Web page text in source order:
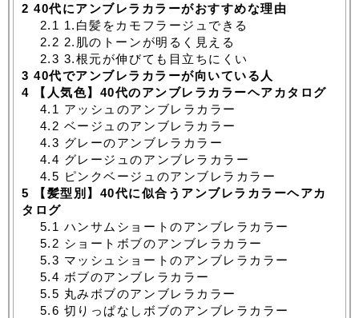
2 40代にアンブレラカラーがおすすめな理由
2.1 1.白髪をカモフラージュできる
2.2 2.肌のトーンが明るく見える
2.3 3.根元が伸びても目立ちにくい
3 40代でアンブレラカラーが向いている人
4 【人気色】40代のアンブレラカラーヘアカタログ
4.1 アッシュのアンブレラカラー
4.2 ベージュのアンブレラカラー
4.3 グレーのアンブレラカラー
4.4 グレージュのアンブレラカラー
4.5 ピンクベージュのアンブレラカラー
5 【髪型別】40代に似合うアンブレラカラーヘアカ
タログ
5.1 ハンサムショートのアンブレラカラー
5.2 ショートボブのアンブレラカラー
5.3 マッシュショートのアンブレラカラー
5.4 ボブのアンブレラカラー
5.5 丸みボブのアンブレラカラー
5.6 切りっぱなしボブのアンブレラカラー